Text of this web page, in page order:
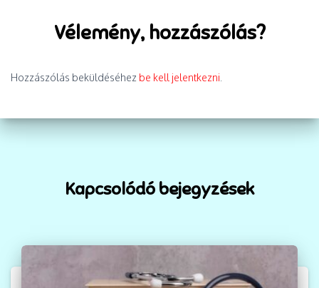
Vélemény, hozzászólás?
Hozzászólás beküldéséhez be kell jelentkezni.
Kapcsolódó bejegyzések